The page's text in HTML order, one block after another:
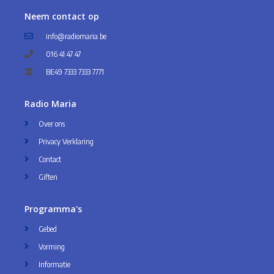
Neem contact op
info@radiomaria.be
016 41 47 47
BE49 7333 7333 7771
Radio Maria
Over ons
Privacy Verklaring
Contact
Giften
Programma's
Gebed
Vorming
Informatie